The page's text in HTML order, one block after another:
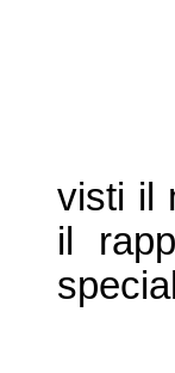
visti il
il